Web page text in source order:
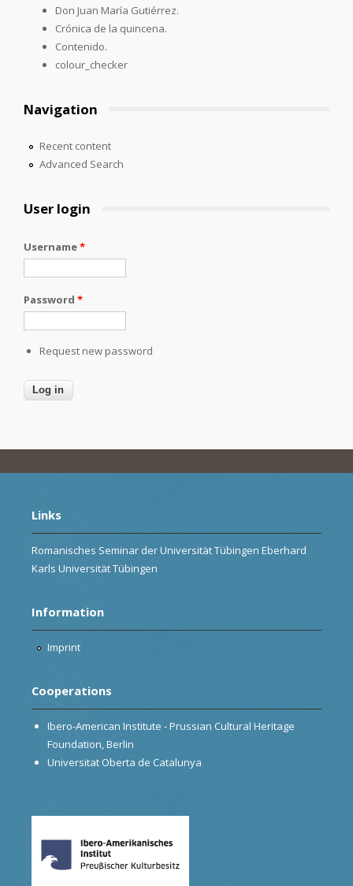
Don Juan María Gutiérrez.
Crónica de la quincena.
Contenido.
colour_checker
Navigation
Recent content
Advanced Search
User login
Username*
Password *
Request new password
Links
Romanisches Seminar der Universität Tübingen Eberhard
Karls Universität Tübingen
Information
Imprint
Cooperations
Ibero-American Institute - Prussian Cultural Heritage
Foundation, Berlin
Universitat Oberta de Catalunya